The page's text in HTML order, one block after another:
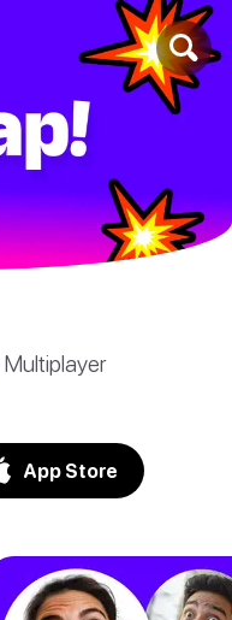
App Store